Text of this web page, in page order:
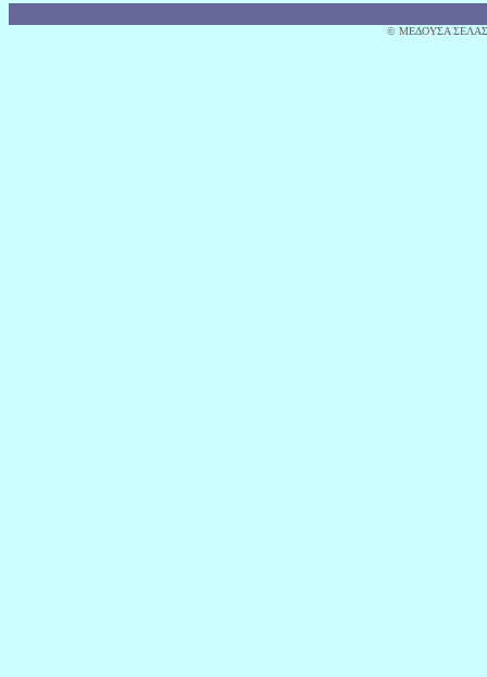
© MΕΔΟΥΣΑ